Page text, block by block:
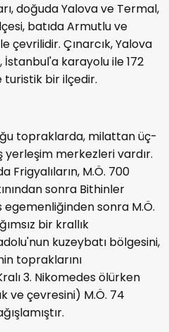
doğuda Yalova ve Termal,
batıda Armutlu ve
çevrilidir. Çınarcık, Yalova
İstanbul'a karayolu ile 172
turistik bir ilçedir.
topraklarda, milattan üç-
merkezleri vardır.
Frigyalıların, M.Ö. 700
sonra Bithinler
sonra M.Ö.
bir krallık
kuzeybatı bölgesini,
topraklarını
3. Nikomedes ölürken
ve çevresini) M.Ö. 74